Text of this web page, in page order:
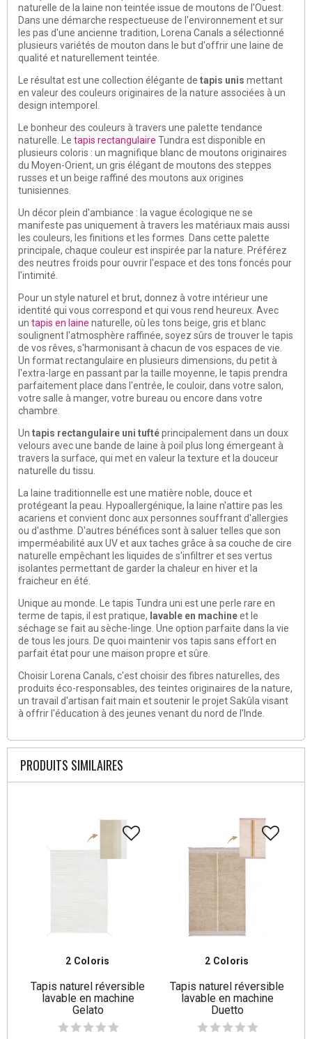
naturelle de la laine non teintée issue de moutons de l'Ouest.
Dans une démarche respectueuse de l'environnement et sur
les pas d'une ancienne tradition, Lorena Canals a sélectionné
plusieurs variétés de mouton dans le but d'offrir une laine de
qualité et naturellement teintée.
Le résultat est une collection élégante de tapis unis mettant
en valeur des couleurs originaires de la nature associées à un
design intemporel.
Le bonheur des couleurs à travers une palette tendance
naturelle. Le tapis rectangulaire Tundra est disponible en
plusieurs coloris : un magnifique blanc de moutons originaires
du Moyen-Orient, un gris élégant de moutons des steppes
russes et un beige raffiné des moutons aux origines
tunisiennes.
Un décor plein d'ambiance : la vague écologique ne se
manifeste pas uniquement à travers les matériaux mais aussi
les couleurs, les finitions et les formes. Dans cette palette
principale, chaque couleur est inspirée par la nature. Préférez
des neutres froids pour ouvrir l'espace et des tons foncés pour
l'intimité.
Pour un style naturel et brut, donnez à votre intérieur une
identité qui vous correspond et qui vous rend heureux. Avec
un tapis en laine naturelle, où les tons beige, gris et blanc
soulignent l'atmosphère raffinée, soyez sûrs de trouver le tapis
de vos rêves, s'harmonisant à chacun de vos espaces de vie.
Un format rectangulaire en plusieurs dimensions, du petit à
l'extra-large en passant par la taille moyenne, le tapis prendra
parfaitement place dans l'entrée, le couloir, dans votre salon,
votre salle à manger, votre bureau ou encore dans votre
chambre.
Un tapis rectangulaire uni tuftéprincipalement dans un doux
velours avec une bande de laine à poil plus long émergeant à
travers la surface, qui met en valeur la texture et la douceur
naturelle du tissu.
La laine traditionnelle est une matière noble, douce et
protégeant la peau. Hypoallergénique, la laine n'attire pas les
acariens et convient donc aux personnes souffrant d'allergies
ou d'asthme. D'autres bénéfices sont à saluer telles que son
imperméabilité aux UV et aux taches grâce à sa couche de cire
naturelle empêchant les liquides de s'infiltrer et ses vertus
isolantes permettant de garder la chaleur en hiver et la
fraicheur en été.
Unique au monde. Le tapis Tundra uni est une perle rare en
terme de tapis, il est pratique, lavable en machineet le
séchage se fait au sèche-linge. Une option parfaite dans la vie
de tous les jours. De quoi maintenir vos tapis sans effort en
parfait état pour une maison propre et sûre.
Choisir Lorena Canals, c'est choisir des fibres naturelles, des
produits éco-responsables, des teintes originaires de la nature,
un travail d'artisan fait main et soutenir le projet Sakûla visant
à offrir l'éducation à des jeunes venant du nord de l'Inde.
PRODUITS SIMILAIRES
2 Coloris
Tapis naturel réversible
lavable en machine
Gelato
2 Coloris
Tapis naturel réversible
lavable en machine
Duetto